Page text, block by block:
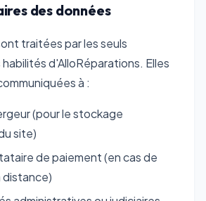
des données
traitées par les seuls
d'AlloRéparations. Elles
à :
(pour le stockage
site)
de paiement (en cas de
distance)